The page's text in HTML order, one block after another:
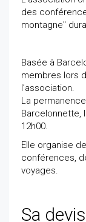
des
montagne"
Basée à
membres lors
l’association.
La
Barcelonnette,
12h00.
Elle organise
conférences,
voyages.
Sa